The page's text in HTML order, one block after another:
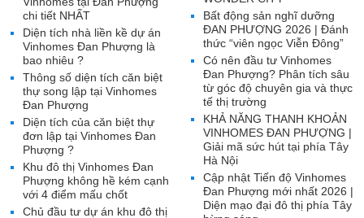
Bất động sản nghĩ dưỡng
ĐAN PHƯỢNG 2026 | Đánh
thức “viên ngọc Viễn Đông”
Có nên đầu tư Vinhomes
Đan Phượng? Phân tích sâu
từ góc độ chuyên gia và thực
tế thị trường
KHẢ NĂNG THANH KHOẢN
VINHOMES ĐAN PHƯỢNG |
Giải mã sức hút tại phía Tây
Hà Nội
Cập nhật Tiến độ Vinhomes
Đan Phượng mới nhất 2026 |
Diện mạo đại đô thị phía Tây
chi tiết NHẤT
Diện tích nhà liền kề dự án
Vinhomes Đan Phượng là
bao nhiêu ?
Thông số diện tích căn biệt
thự song lập tại Vinhomes
Đan Phượng
Diện tích của căn biệt thự
đơn lập tại Vinhomes Đan
Phượng ?
Khu đô thị Vinhomes Đan
Phượng không hề kém cạnh
với 4 điểm mấu chốt
Chủ đầu tư dự án khu đô thị